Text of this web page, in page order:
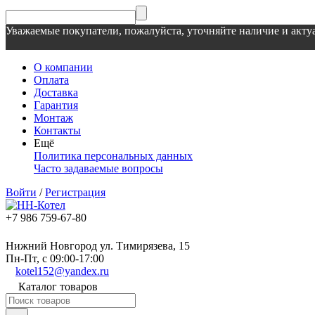
Уважаемые покупатели, пожалуйста, уточняйте наличие и
О компании
Оплата
Доставка
Гарантия
Монтаж
Контакты
Ещё
Политика персональных данных
Часто задаваемые вопросы
Войти /Регистрация
+7 986 759-67-80
Нижний Новгород ул. Тимирязева, 15
Пн-Пт, с 09:00-17:00
kotel152@yandex.ru
Каталог товаров